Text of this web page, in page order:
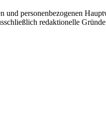
und personenbezogenen
redaktionelle